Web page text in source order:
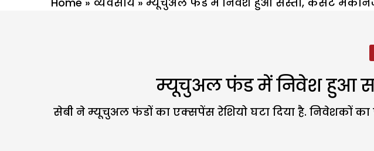
म्यूचुअल फंड में निवेश हुआ
सेबी ने म्यूचुअल फंडों का एक्सपेंस रेशियो घटा दिया है. निवेशकों